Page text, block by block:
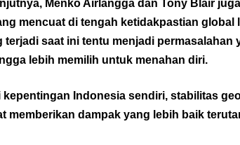
Menko Airlangga dan Tony Blair
mencuat di tengah ketidakpastian global
terjadi saat ini tentu menjadi
lebih memilih untuk menahan diri.
kepentingan Indonesia sendiri, stabilitas
memberikan dampak yang lebih baik